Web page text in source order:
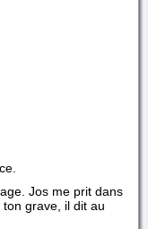
Jos me prit dans
grave, il dit au